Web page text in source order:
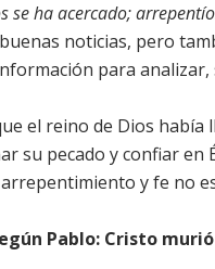
se ha acercado;
noticias, pero
para
el reino de Dios
su pecado y confiar en
y fe no
Pablo: Cristo